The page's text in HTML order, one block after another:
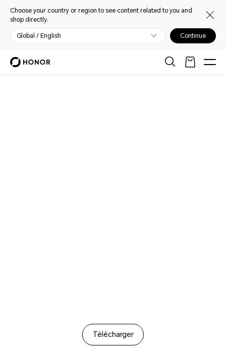
Choose your country or region to see content related to you and
shop directly.
Global / English Continue
Télécharger